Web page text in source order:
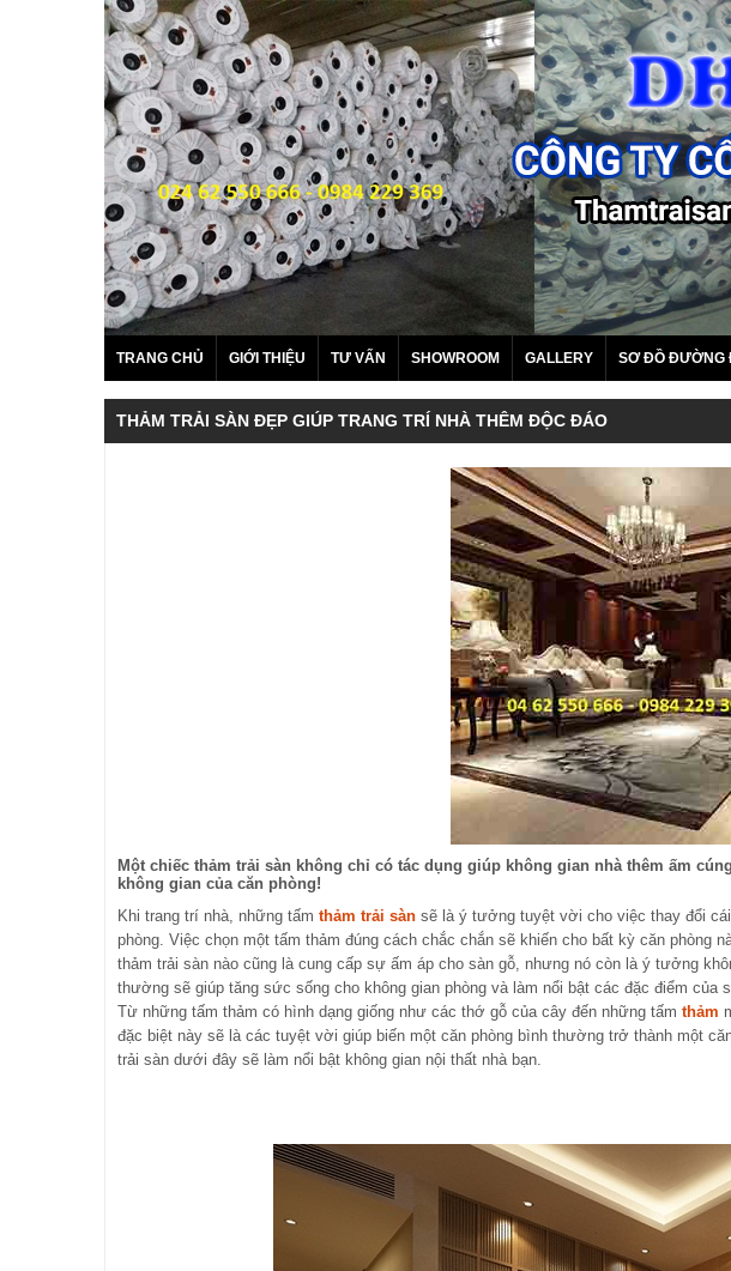
TRANG CHỦ GIỚI THIỆU TƯ VẤN SHOWROOM GALLERY SƠ ĐỒ ĐƯỜNG
THẢM TRẢI SÀN ĐẸP GIÚP TRANG TRÍ NHÀ THÊM ĐỘC ĐÁO
Một chiếc thảm trải sàn không chỉ có tác dụng giúp không gian nhà thêm ấm
không gian của căn phòng!
Khi trang trí nhà, những tấm thảm trải sàn sẽ là ý tưởng tuyệt vời cho việc thay đổi
phòng. Việc chọn một tấm thảm đúng cách chắc chắn sẽ khiến cho bất kỳ căn phòng
thảm trải sàn nào cũng là cung cấp sự ấm áp cho sàn gỗ, nhưng nó còn là ý tưởng
thường sẽ giúp tăng sức sống cho không gian phòng và làm nổi bật các đặc điểm của
Từ những tấm thảm có hình dạng giống như các thớ gỗ của cây đến những tấm thảm
đặc biệt này sẽ là các tuyệt vời giúp biến một căn phòng bình thường trở thành một
trải sàn dưới đây sẽ làm nổi bật không gian nội thất nhà bạn.